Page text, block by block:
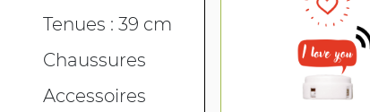
Tenues : 39 cm
Chaussures
Accessoires